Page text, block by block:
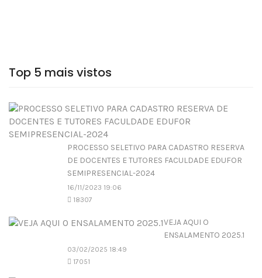
Top 5 mais vistos
PROCESSO SELETIVO PARA CADASTRO RESERVA
DE DOCENTES E TUTORES FACULDADE EDUFOR
SEMIPRESENCIAL-2024
16/11/2023 19:06
18307
VEJA AQUI O
ENSALAMENTO 2025.1
03/02/2025 18:49
17051